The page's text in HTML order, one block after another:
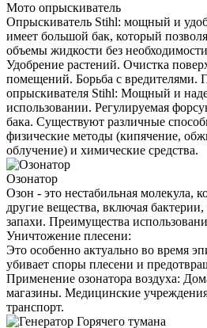
Мото опрыскиватель
Опрыскиватель Stihl: мощный и
имеет большой бак, который
объемы жидкости без
Удобрение растений. Очистка
помещений. Борьба с вредителями.
опрыскивателя Stihl: Мощный и
использовании. Регулируемая
бака. Существуют различные
физические методы (кипячение,
облучение) и химические средства.
Озонатор
Озон - это нестабильная молекула,
другие вещества, включая
запахи. Преимущества
Уничтожение плесени:
Это особенно актуально во время
убивает споры плесени и
Применение озонатора воздуха:
магазины. Медицинские
транспорт.